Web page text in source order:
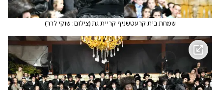
שמחת בית קרעטשניף קריית גת(צילום: שוקי לרר)